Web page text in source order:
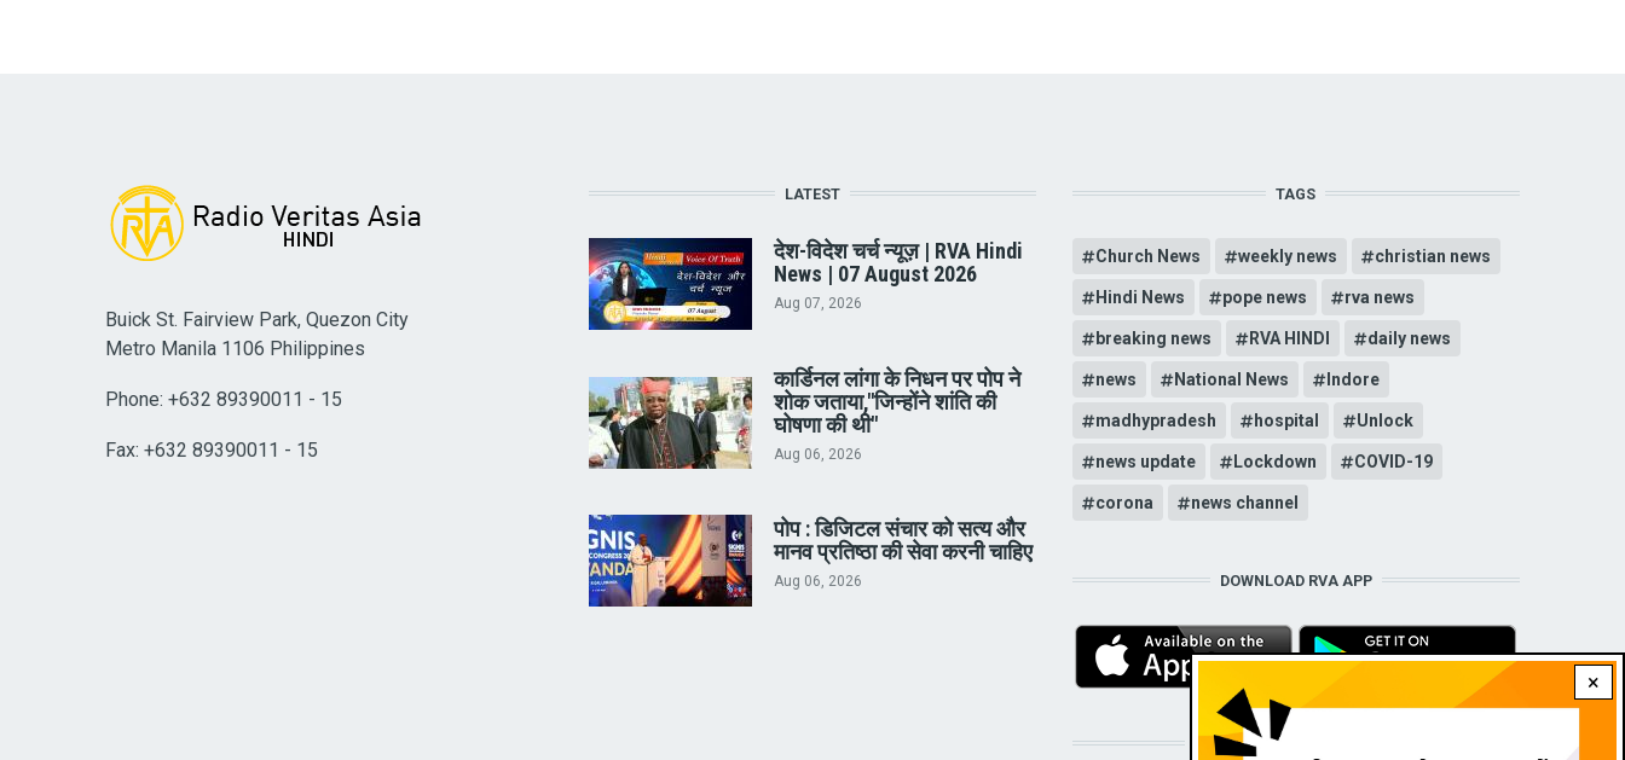
×
Buick St. Fairview Park, Quezon City
Metro Manila 1106 Philippines
Phone: +632 89390011 - 15
Fax: +632 89390011 - 15
LATEST
देश-विदेश चर्च न्यूज़ | RVA Hindi
News | 07 August 2026
Aug 07, 2026
कार्डिनल लांगा के निधन पर पोप ने
शोक जताया,"जिन्होंने शांति की
घोषणा की थी"
Aug 06, 2026
पोप : डिजिटल संचार को सत्य और
मानव प्रतिष्ठा की सेवा करनी चाहिए
Aug 06, 2026
TAGS
Church News weekly news christian news
Hindi News pope news rva news
breaking news RVA HINDI daily news
news National News Indore
madhypradesh hospital Unlock
news update Lockdown COVID-19
corona news channel
DOWNLOAD RVA APP
STAY CONNECTED WITH US!